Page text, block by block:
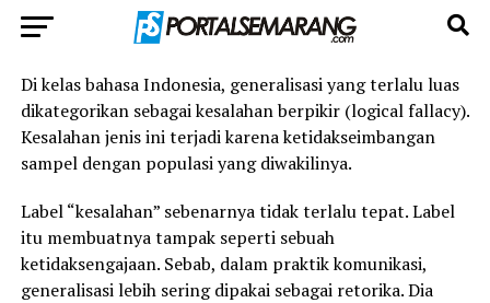
Di kelas bahasa Indonesia, generalisasi yang terlalu luas
dikategorikan sebagai kesalahan berpikir (logical fallacy).
Kesalahan jenis ini terjadi karena ketidakseimbangan
sampel dengan populasi yang diwakilinya.
Label “kesalahan” sebenarnya tidak terlalu tepat. Label
itu membuatnya tampak seperti sebuah
ketidaksengajaan. Sebab, dalam praktik komunikasi,
generalisasi lebih sering dipakai sebagai retorika. Dia